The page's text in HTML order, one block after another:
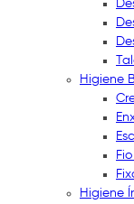
Higiene
Higiene